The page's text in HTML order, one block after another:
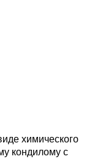
химического
кондилому с